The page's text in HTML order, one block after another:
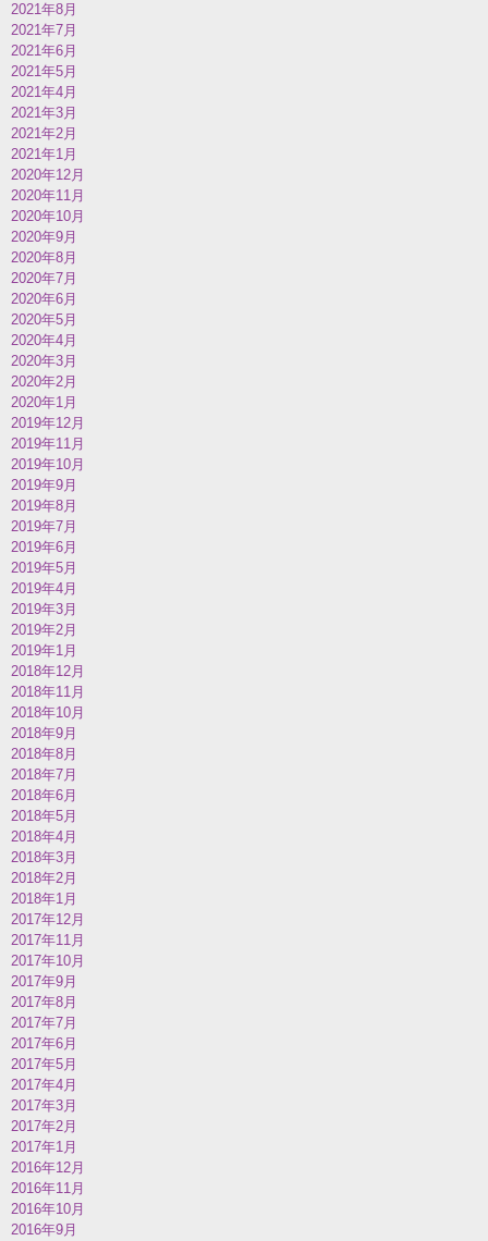
2021年8月
2021年7月
2021年6月
2021年5月
2021年4月
2021年3月
2021年2月
2021年1月
2020年12月
2020年11月
2020年10月
2020年9月
2020年8月
2020年7月
2020年6月
2020年5月
2020年4月
2020年3月
2020年2月
2020年1月
2019年12月
2019年11月
2019年10月
2019年9月
2019年8月
2019年7月
2019年6月
2019年5月
2019年4月
2019年3月
2019年2月
2019年1月
2018年12月
2018年11月
2018年10月
2018年9月
2018年8月
2018年7月
2018年6月
2018年5月
2018年4月
2018年3月
2018年2月
2018年1月
2017年12月
2017年11月
2017年10月
2017年9月
2017年8月
2017年7月
2017年6月
2017年5月
2017年4月
2017年3月
2017年2月
2017年1月
2016年12月
2016年11月
2016年10月
2016年9月